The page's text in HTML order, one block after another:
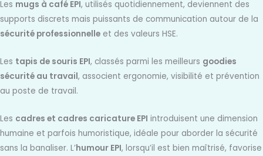
Les mugs à café EPI, utilisés quotidiennement, deviennent des
supports discrets mais puissants de communication autour de la
sécurité professionnelle et des valeurs HSE.
Les tapis de souris EPI, classés parmi les meilleurs goodies
sécurité au travail, associent ergonomie, visibilité et prévention
au poste de travail.
Les cadres et cadres caricature EPI introduisent une dimension
humaine et parfois humoristique, idéale pour aborder la sécurité
sans la banaliser. L’humour EPI, lorsqu’il est bien maîtrisé, favorise